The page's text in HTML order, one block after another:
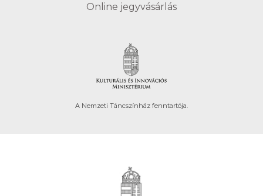
Online jegyvásárlás
A Nemzeti Táncszínház fenntartója.